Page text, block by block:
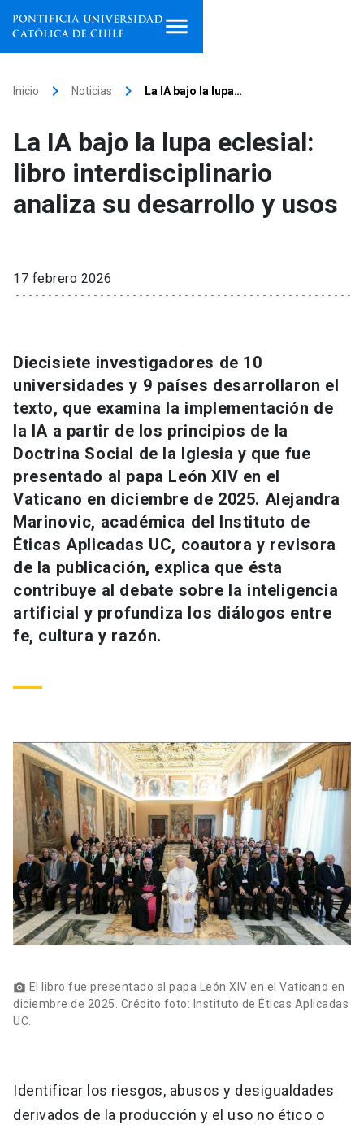
Facultades, escuelas e
institutos
Investigación
Extensión
Universidad
Información para keyboard_arrow_down
Futuros estudiantes
Estudiantes
Académicos
Personal
Alumni launch
Go to english site launch
ACCESOS DIRECTOS
Admisión launch
Mi Cuenta UC launch
Mi Portal UC launch
Inicio keyboard_arrow_right Noticias keyboard_arrow_right La IA bajo la lupa…
La IA bajo la lupa eclesial:
libro interdisciplinario
analiza su desarrollo y usos
17 febrero 2026
Diecisiete investigadores de 10
universidades y 9 países desarrollaron el
texto, que examina la implementación de
la IA a partir de los principios de la
Doctrina Social de la Iglesia y que fue
presentado al papa León XIV en el
Vaticano en diciembre de 2025. Alejandra
Marinovic, académica del Instituto de
Éticas Aplicadas UC, coautora y revisora
de la publicación, explica que ésta
contribuye al debate sobre la inteligencia
artificial y profundiza los diálogos entre
fe, cultura y razón.
photo_camera El libro fue presentado al papa León XIV en el Vaticano en
diciembre de 2025. Crédito foto: Instituto de Éticas Aplicadas
UC.
Identificar los riesgos, abusos y desigualdades
derivados de la producción y el uso no ético o